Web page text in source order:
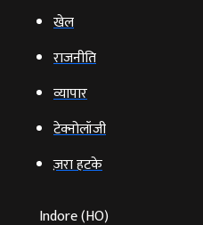
खेल
राजनीति
व्‍यापार
टेक्‍नोलॉजी
ज़रा हटके
Indore (HO)